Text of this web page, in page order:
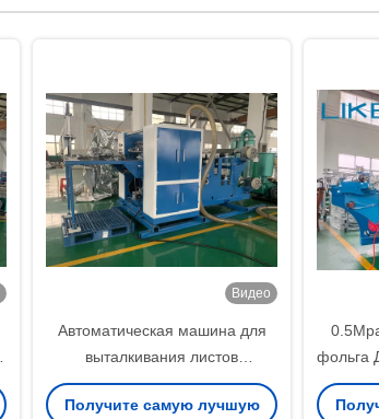
Видео
Автоматическая машина для
выталкивания листов
алюминиевой фольги 380В
50Гц
Получите самую лучшую
фольга